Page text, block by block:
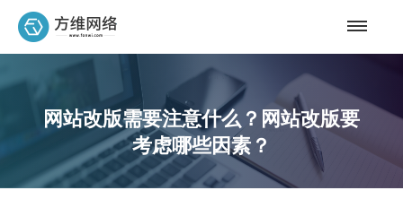
网站改版需要注意什么？网站改版要
考虑哪些因素？